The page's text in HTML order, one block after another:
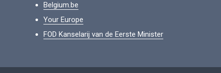
Belgium.be
Your Europe
FOD Kanselarij van de Eerste Minister